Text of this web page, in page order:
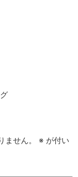
せん。 ※ が付い